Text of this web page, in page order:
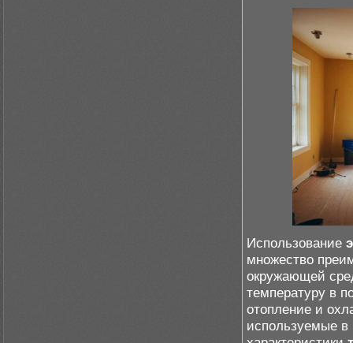
Использование
множество
окружающей
температуру в
отопление и
используемые в